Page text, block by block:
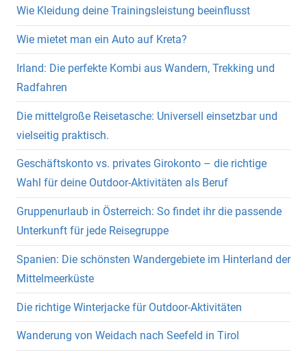
Wie Kleidung deine Trainingsleistung beeinflusst
Wie mietet man ein Auto auf Kreta?
Irland: Die perfekte Kombi aus Wandern, Trekking und
Radfahren
Die mittelgroße Reisetasche: Universell einsetzbar und
vielseitig praktisch.
Geschäftskonto vs. privates Girokonto – die richtige
Wahl für deine Outdoor-Aktivitäten als Beruf
Gruppenurlaub in Österreich: So findet ihr die passende
Unterkunft für jede Reisegruppe
Spanien: Die schönsten Wandergebiete im Hinterland der
Mittelmeerküste
Die richtige Winterjacke für Outdoor-Aktivitäten
Wanderung von Weidach nach Seefeld in Tirol